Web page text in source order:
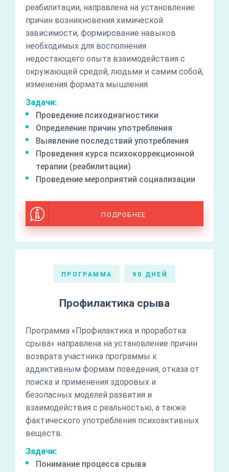
реабилитации, направлена на установление
причин возникновения химической
зависимости, формирование навыков
необходимых для восполнения
недостающего опыта взаимодействия с
окружающей средой, людьми и самим собой,
изменения формата мышления.
Задачи:
Проведение психодиагностики
Определение причин употребления
Выявление последствий употребления
Проведения курса психокоррекционной
терапии (реабилитации)
Проведение мероприятий социализации
ПОДРОБНЕЕ
ПРОГРАММА 90 ДНЕЙ
Профилактика срыва
Программа «Профилактика и проработка
срыва» направлена на установление причин
возврата участника программы к
аддиктивным формам поведения, отказа от
поиска и применения здоровых и
безопасных моделей развития и
взаимодействия с реальностью, а также
фактического употребления психоактивных
веществ.
Задачи:
Понимание процесса срыва